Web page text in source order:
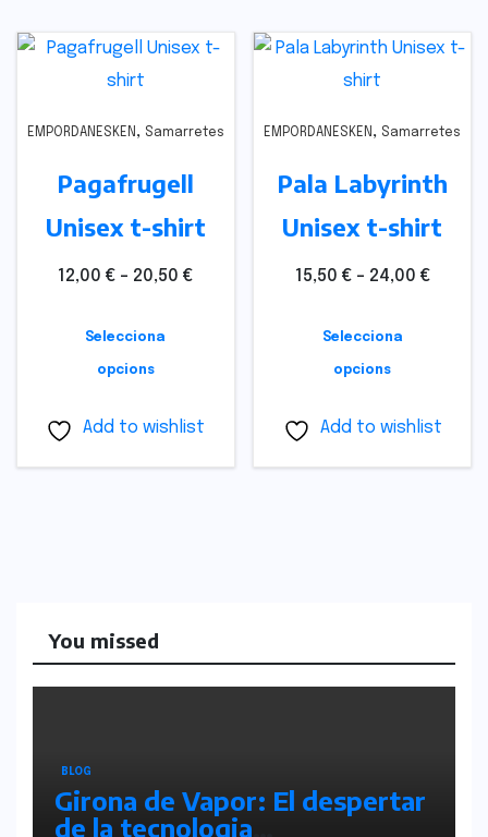
EMPORDANESKEN , Samarretes
Pagafrugell
Unisex t-shirt
12,00€ – 20,50€
Selecciona
opcions
Add to wishlist
EMPORDANESKEN , Samarretes
Pala Labyrinth
Unisex t-shirt
15,50 € – 24,00 €
Selecciona
opcions
Add to wishlist
You missed
BLOG
Girona de Vapor: El despertar
de la tecnologia